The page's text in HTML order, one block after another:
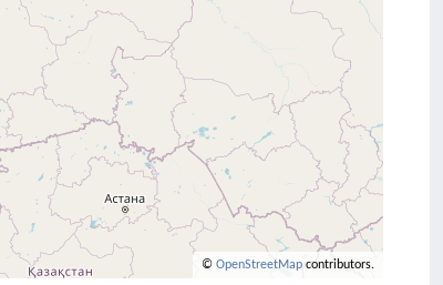
© OpenStreetMap contributors.